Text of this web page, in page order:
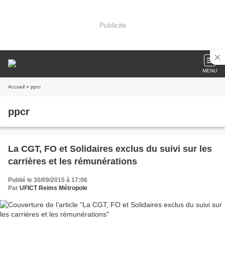
Publicité
MENU
Accueil » ppcr
ppcr
La CGT, FO et Solidaires exclus du suivi sur les
carrières et les rémunérations
Publié le 30/09/2015 à 17:06
Par UFICT Reims Métropole